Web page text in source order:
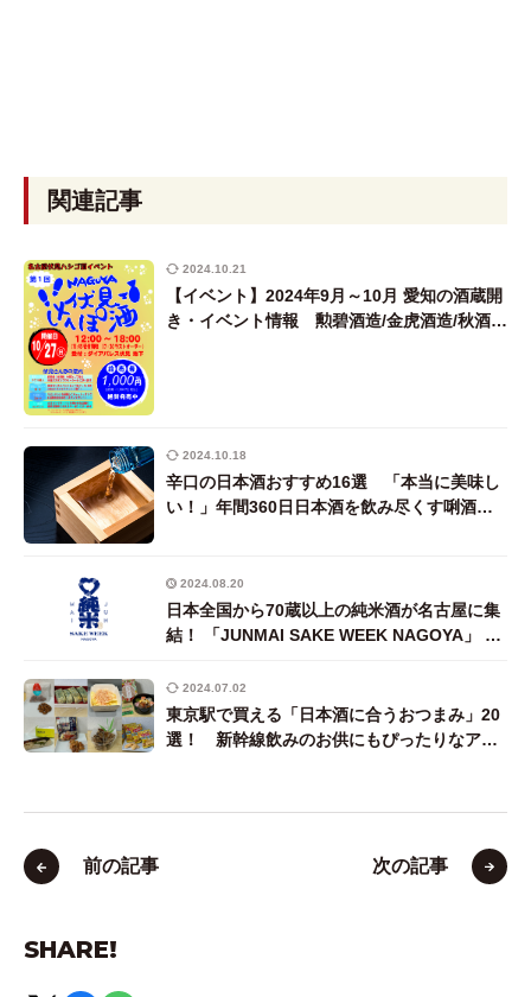
関連記事
2024.10.21
【イベント】2024年9月～10月 愛知の酒蔵開
き・イベント情報 勲碧酒造/金虎酒造/秋酒祭
2024.10.18
辛口の日本酒おすすめ16選 「本当に美味し
い！」年間360日日本酒を飲み尽くす唎酒師
2024.08.20
日本全国から70蔵以上の純米酒が名古屋に集
結！ 「JUNMAI SAKE WEEK NAGOYA」 10
2024.07.02
東京駅で買える「日本酒に合うおつまみ」20
選！ 新幹線飲みのお供にもぴったりなアテ
前の記事 次の記事
SHARE!